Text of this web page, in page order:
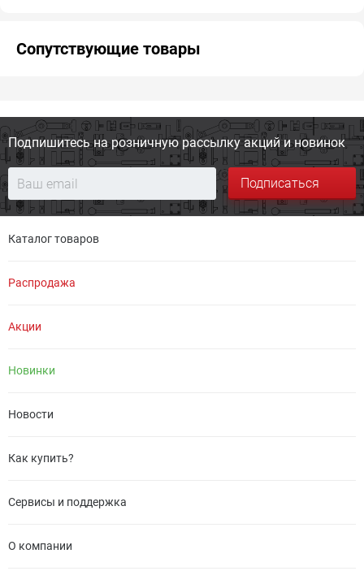
Сопутствующие товары
Подпишитесь на розничную рассылку акций и новинок
Подписаться
Каталог товаров
Распродажа
Акции
Новинки
Новости
Как купить?
Сервисы и поддержка
О компании